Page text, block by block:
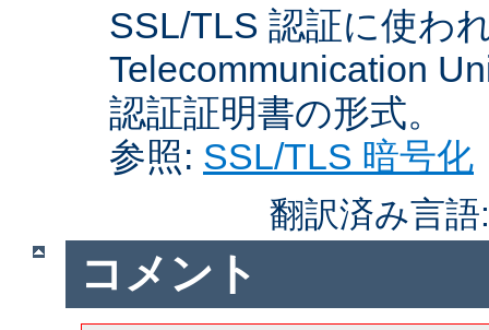
SSL/TLS 認証に使わ
Telecommunication
認証証明書の形式。
参照: SSL/TLS 暗号化
翻訳済み言
コメント